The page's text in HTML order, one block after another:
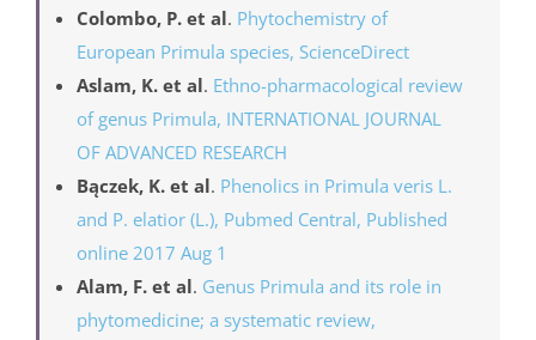
Colombo, P. et al. Phytochemistry of
European Primula species, ScienceDirect
Aslam, K. et al. Ethno-pharmacological review
of genus Primula, INTERNATIONAL JOURNAL
OF ADVANCED RESEARCH
Bączek, K. et al. Phenolics in Primula veris L.
and P. elatior (L.), Pubmed Central, Published
online 2017 Aug 1
Alam, F. et al. Genus Primula and its role in
phytomedicine; a systematic review,